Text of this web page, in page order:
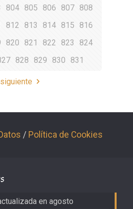
804 805 806 807 808
812 813 814 815
816
820 821 822 823
824
828 829 830 831
siguiente
/ Política de Cookies
en agosto